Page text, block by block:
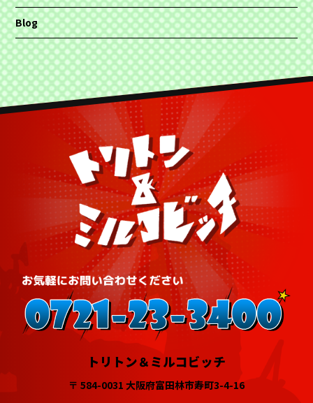
Blog
トリトン＆ミルコビッチ
〒 584-0031 大阪府富田林市寿町3-4-16